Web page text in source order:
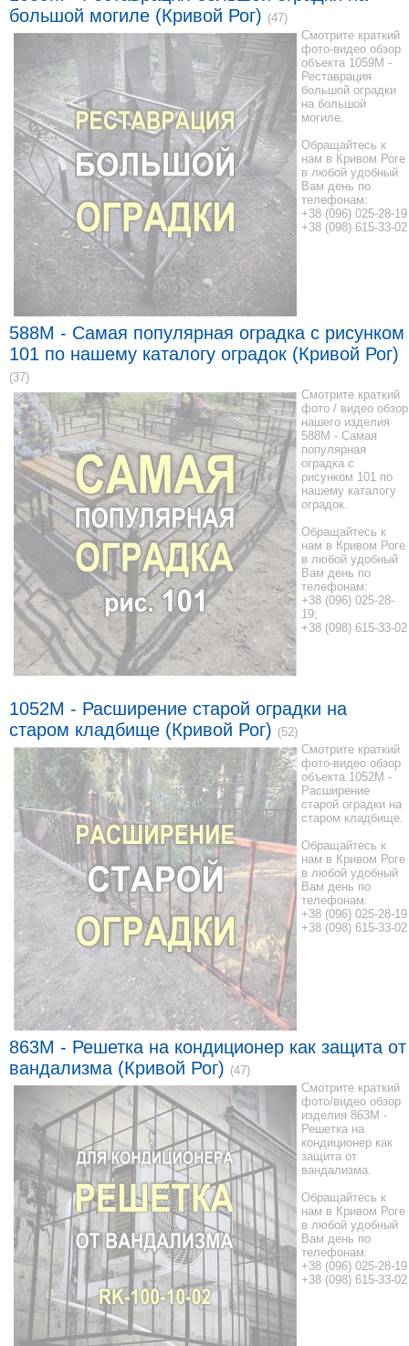
большой могиле (Кривой Рог) (47)
Смотрите краткий
фото-видео обзор
объекта 1059М -
Реставрация
большой оградки
на большой
могиле.
Обращайтесь к
нам в Кривом Роге
в любой удобный
Вам день по
телефонам:
+38 (096) 025-28-19
+38 (098) 615-33-02
588M - Самая популярная оградка с рисунком
101 по нашему каталогу оградок (Кривой Рог)
(37)
Смотрите краткий
фото / видео обзор
нашего изделия
588M - Самая
популярная
оградка с
рисунком 101 по
нашему каталогу
оградок.
Обращайтесь к
нам в Кривом Роге
в любой удобный
Вам день по
телефонам:
+38 (096) 025-28-
19;
+38 (098) 615-33-02
1052M - Расширение старой оградки на
старом кладбище (Кривой Рог) (52)
Смотрите краткий
фото-видео обзор
объекта 1052M -
Расширение
старой оградки на
старом кладбище.
Обращайтесь к
нам в Кривом Роге
в любой удобный
Вам день по
телефонам:
+38 (096) 025-28-19
+38 (098) 615-33-02
863M - Решетка на кондиционер как защита от
вандализма (Кривой Рог) (47)
Смотрите краткий
фото/видео обзор
изделия 863M -
Решетка на
кондиционер как
защита от
вандализма.
Обращайтесь к
нам в Кривом Роге
в любой удобный
Вам день по
телефонам:
+38 (096) 025-28-19
+38 (098) 615-33-02